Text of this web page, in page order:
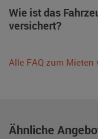
Wie ist das
versichert?
Alle FAQ zum Mieten
Ähnliche